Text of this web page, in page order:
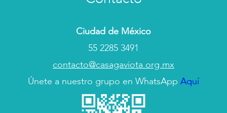
Ciudad de México
55 2285 3491
contacto@casagaviota.org.mx
Únete a nuestro grupo en WhatsApp Aquí